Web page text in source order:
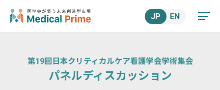
JP EN
第19回日本クリティカルケア看護学会学術集会
パネルディスカッション